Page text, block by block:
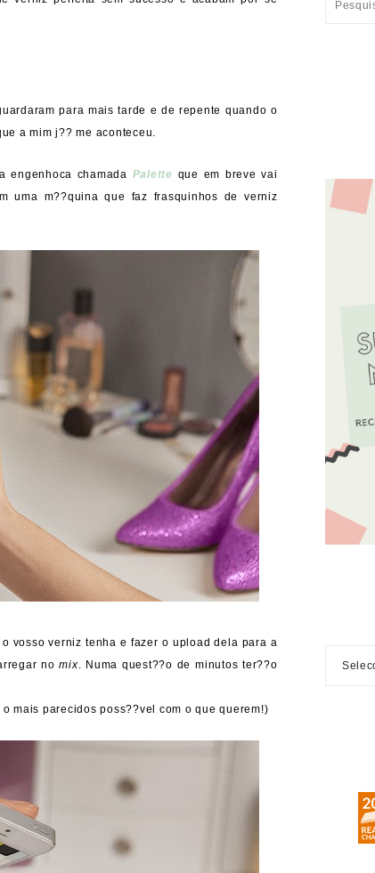
para mais tarde e de repente quando o
a mim j?? me aconteceu.
engenhoca chamada Palette que em breve vai
uma m??quina que faz frasquinhos de verniz
vosso verniz tenha e fazer o upload dela para a
nomix . Numa quest??o de minutos ter??o
mais parecidos poss??vel com o que querem!)